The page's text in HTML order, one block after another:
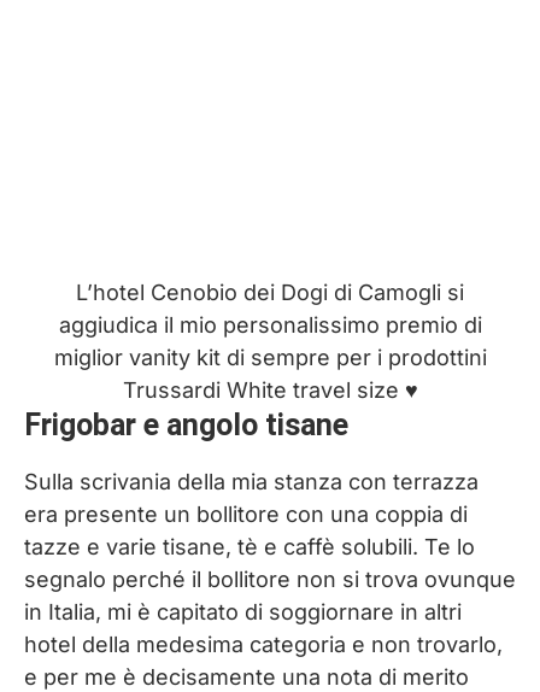
L’hotel Cenobio dei Dogi di Camogli si
aggiudica il mio personalissimo premio di
miglior vanity kit di sempre per i prodottini
Trussardi White travel size ♥︎
Frigobar e angolo tisane
Sulla scrivania della mia stanza con terrazza
era presente un bollitore con una coppia di
tazze e varie tisane, tè e caffè solubili. Te lo
segnalo perché il bollitore non si trova ovunque
in Italia, mi è capitato di soggiornare in altri
hotel della medesima categoria e non trovarlo,
e per me è decisamente una nota di merito